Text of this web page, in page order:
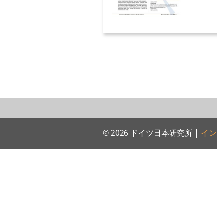
© 2026 ドイツ日本研究所 | イ